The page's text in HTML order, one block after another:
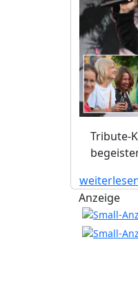
Tribute-
Anzeige